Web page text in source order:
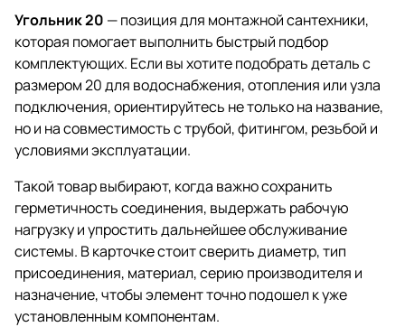
Угольник 20 — позиция для монтажной сантехники,
которая помогает выполнить быстрый подбор
комплектующих. Если вы хотите подобрать деталь с
размером 20 для водоснабжения, отопления или узла
подключения, ориентируйтесь не только на название,
но и на совместимость с трубой, фитингом, резьбой и
условиями эксплуатации.
Такой товар выбирают, когда важно сохранить
герметичность соединения, выдержать рабочую
нагрузку и упростить дальнейшее обслуживание
системы. В карточке стоит сверить диаметр, тип
присоединения, материал, серию производителя и
назначение, чтобы элемент точно подошел к уже
установленным компонентам.